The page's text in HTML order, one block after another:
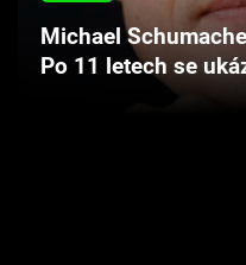
Pořady
Michael
Po 11 letech se